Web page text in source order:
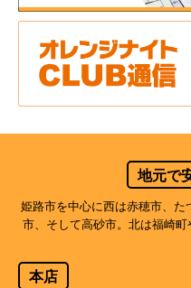
地元で
姫路市を中心に西は赤穂市、た
市、そして高砂市。北は福崎
本店